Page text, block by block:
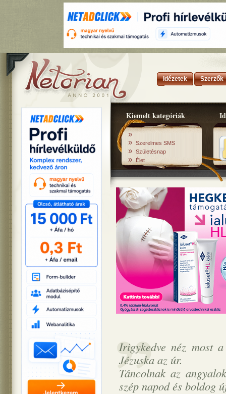
Idézetek Szerzők
Kiemelt kategóriák
»
» Szerelmes SMS
» Születésnap
» Élet
Irigykedve néz most
Jézuska az úr.
Táncolnak az
szép napod és boldog